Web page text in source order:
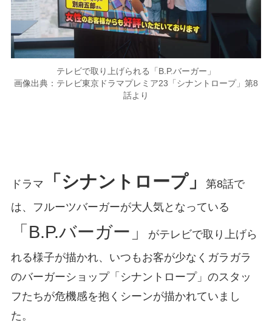
テレビで取り上げられる「B.P.バーガー」
画像出典：テレビ東京ドラマプレミア23「シナントロープ」第8
話より
ドラマ 「シナントロープ」
第8話で
は、フルーツバーガーが大人気となっている
「B.P.バーガー」
がテレビで取り上げら
れる様子が描かれ、いつもお客が少なくガラガラ
のバーガーショップ「シナントロープ」のスタッ
フたちが危機感を抱くシーンが描かれていまし
た。